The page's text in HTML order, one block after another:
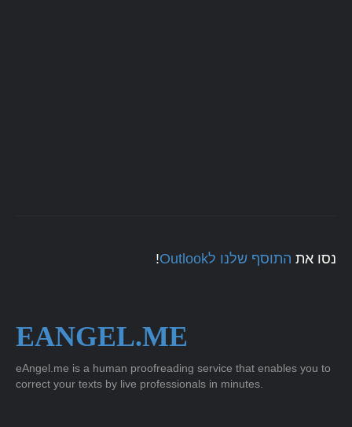
נסו את התוסף שלנו לOutlook !
EANGEL.ME
eAngel.me is a human proofreading service that enables you to
correct your texts by live professionals in minutes.